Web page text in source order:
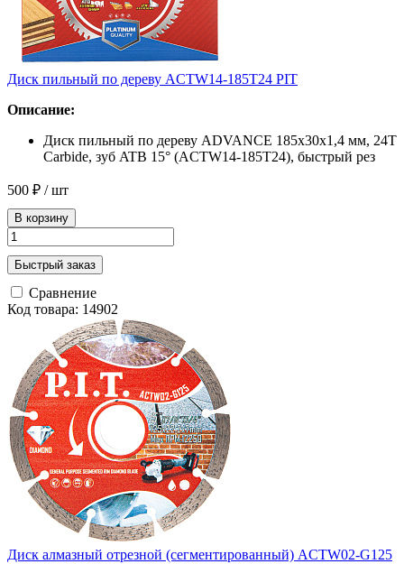
Диск пильный по дереву ACTW14-185T24 PIT
Описание:
Диск пильный по дереву ADVANCE 185x30x1,4 мм, 24T
Carbide, зуб ATB 15° (ACTW14-185T24), быстрый рез
500 ₽ / шт
В корзину
Быстрый заказ
Сравнение
Код товара: 14902
Диск алмазный отрезной (сегментированный) ACTW02-G125